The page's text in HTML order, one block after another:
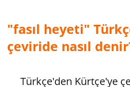
"fasıl heyeti"
çeviride nasıl
Türkçe'den Kürtçe'ye